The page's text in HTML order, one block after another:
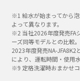
※1 給水が始まってから
よって異なります。
※2 当社2026年度発売FA
ーズ同等モデルとの比較
2023年度発売NA-
により、運転時間・使用
※9 定格洗濯時おまかせコ